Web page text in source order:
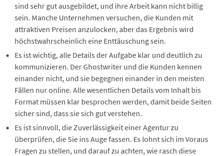
sind sehr gut ausgebildet, und ihre Arbeit kann nicht billig
sein. Manche Unternehmen versuchen, die Kunden mit
attraktiven Preisen anzulocken, aber das Ergebnis wird
höchstwahrscheinlich eine Enttäuschung sein.
Es ist wichtig, alle Details der Aufgabe klar und deutlich zu
kommunizieren. Der Ghostwriter und die Kunden kennen
einander nicht, und sie begegnen einander in den meisten
Fällen nur online. Alle wesentlichen Details vom Inhalt bis
Format müssen klar besprochen werden, damit beide Seiten
sicher sind, dass sie sich gut verstehen.
Es ist sinnvoll, die Zuverlässigkeit einer Agentur zu
überprüfen, die Sie ins Auge fassen. Es lohnt sich im Voraus
Fragen zu stellen, und darauf zu achten, wie rasch diese